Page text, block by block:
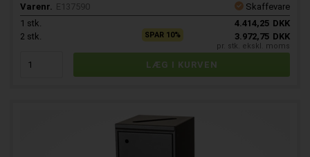
Varenr. E137590
Skaffevare
1 stk. 4.414,25 DKK
2 stk. SPAR 10% 3.972,75 DKK
pr. stk. ekskl. moms